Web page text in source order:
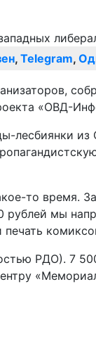
, Telegram,
«ОВД-
лесбиянки
то
мы
РДО). 7